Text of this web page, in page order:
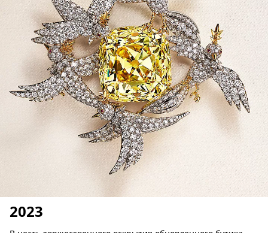
2023